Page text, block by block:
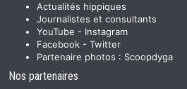
Actualités hippiques
Journalistes et consultants
YouTube - Instagram
Facebook - Twitter
Partenaire photos : Scoopdyga
Nos partenaires